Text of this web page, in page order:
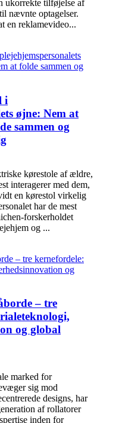
ukorrekte tilføjelse af
nævnte optagelser.
en reklamevideo...
i
øjne: Nem at
sammen og
kørestole af ældre,
interagerer med dem,
en kørestol virkelig
har de mest
forskerholdet
og ...
– tre
og global
marked for
sig mod
designs, har
af rollatorer
inden for